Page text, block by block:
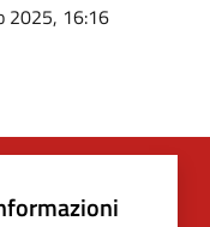
2025, 16:16